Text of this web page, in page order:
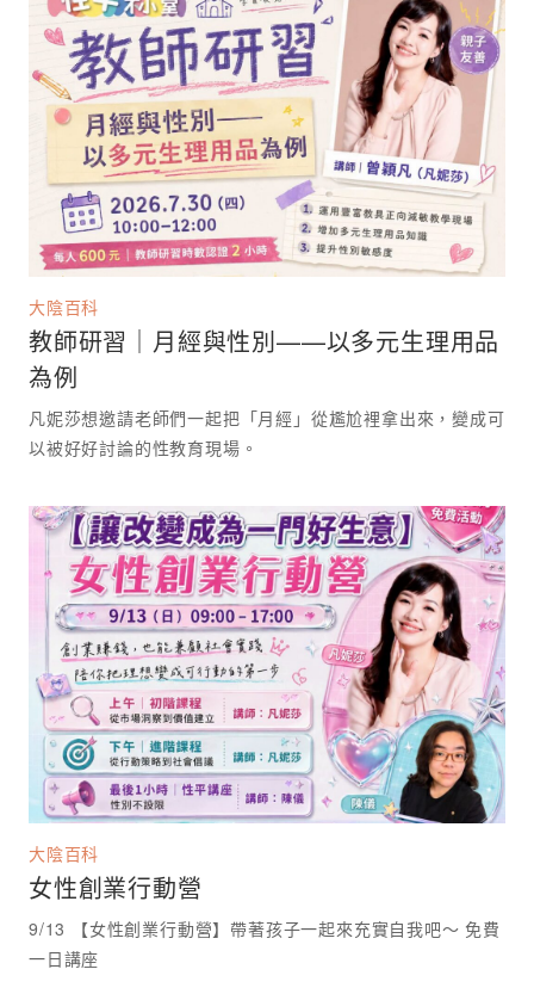
大陰百科
教師研習｜月經與性別——以多元生理用品
為例
凡妮莎想邀請老師們一起把「月經」從尷尬裡拿出來，變成可
大陰百科
女性創業行動營
9/13 【女性創業行動營】帶著孩子一起來充實自我吧～ 免費